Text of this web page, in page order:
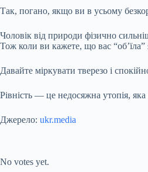
Так, погано, якщо ви в усьому
Чоловік від природи фізично
Тож коли ви кажете, що вас
Давайте міркувати тверезо і
Рівність — це недосяжна утопія,
Джерело: ukr.media
No votes yet.